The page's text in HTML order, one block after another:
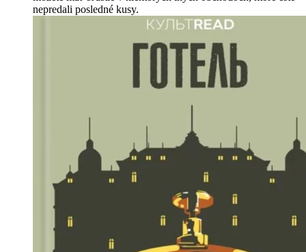
nepredali posledné kusy.